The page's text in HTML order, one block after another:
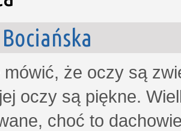
mówić, że oczy są
oczy są piękne.
choć to